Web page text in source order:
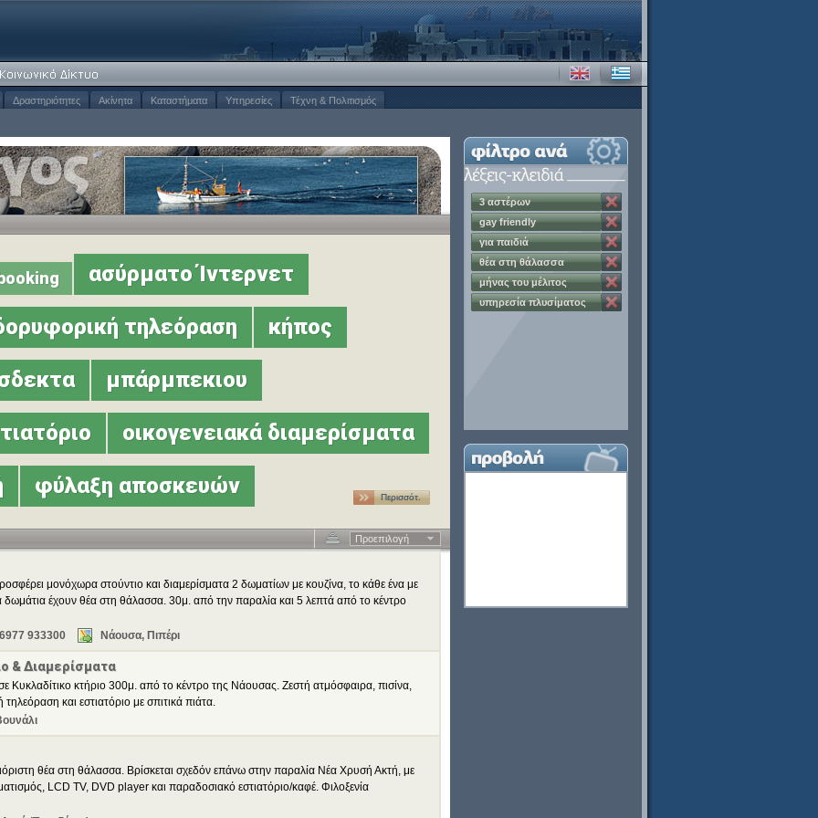
Δραστηριότητες Ακίνητα Καταστήματα Υπηρεσίες Τέχνη & Πολιτισμός
ασύρματο Ίντερνετ
τηλεόραση κήπος
μπάρμπεκιου
οικογενειακά διαμερίσματα
φύλαξη αποσκευών
Περισσότ.
Προεπιλογή
μονόχωρα στούντιο και διαμερίσματα 2 δωματίων με κουζίνα, το κάθε ένα με
δωμάτια έχουν θέα στη θάλασσα. 30μ. από την παραλία και 5 λεπτά από το κέντρο
933300 Νάουσα, Πιπέρι
& Διαμερίσματα
Κυκλαδίτικο κτήριο 300μ. από το κέντρο της Νάουσας. Ζεστή ατμόσφαιρα, πισίνα,
και εστιατόριο με σπιτικά πιάτα.
θέα στη θάλασσα. Βρίσκεται σχεδόν επάνω στην παραλία Νέα Χρυσή Ακτή, με
LCD TV, DVD player και παραδοσιακό εστιατόριο/καφέ. Φιλοξενία
3 αστέρων
gay friendly
για παιδιά
θέα στη θάλασσα
μήνας του μέλιτος
υπηρεσία πλυσίματος